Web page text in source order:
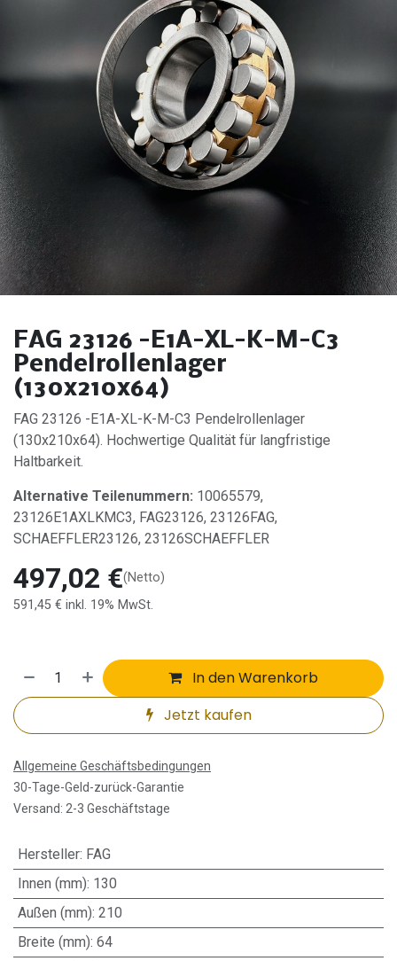
FAG 23126 -E1A-XL-K-M-C3
Pendelrollenlager
(130x210x64)
FAG 23126 -E1A-XL-K-M-C3 Pendelrollenlager
(130x210x64). Hochwertige Qualität für langfristige
Haltbarkeit.
Alternative Teilenummern: 10065579,
23126E1AXLKMC3, FAG23126, 23126FAG,
SCHAEFFLER23126, 23126SCHAEFFLER
497,02 €(Netto)
591,45 € inkl. 19% MwSt.
In den Warenkorb
Jetzt kaufen
Allgemeine Geschäftsbedingungen
30-Tage-Geld-zurück-Garantie
Versand: 2-3 Geschäftstage
Hersteller: FAG
Innen (mm): 130
Außen (mm): 210
Breite (mm): 64